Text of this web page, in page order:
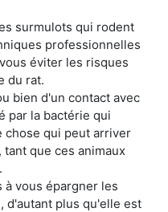
surmulots qui rodent
professionnelles
éviter les risques
du rat.
bien d'un contact avec
par la bactérie qui
chose qui peut arriver
que ces animaux
vous épargner les
d'autant plus qu'elle est